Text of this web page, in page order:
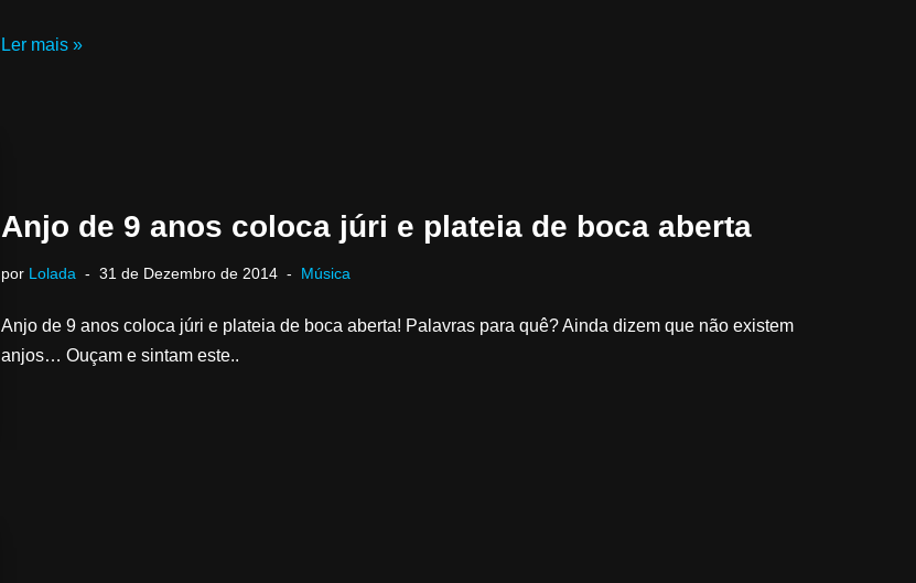
Ler mais »
Anjo de 9 anos coloca júri e plateia de boca aberta
por Lolada 31 de Dezembro de 2014 Música
Anjo de 9 anos coloca júri e plateia de boca aberta! Palavras para quê? Ainda dizem que não existem
anjos… Ouçam e sintam este..